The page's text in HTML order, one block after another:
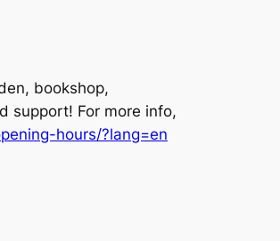
bookshop,
support! For more info,
hours/?lang=en